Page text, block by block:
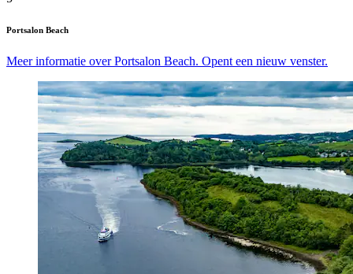
Portsalon Beach
Meer informatie over Portsalon Beach. Opent een nieuw venster.